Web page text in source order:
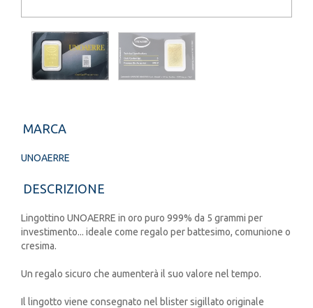
MARCA
UNOAERRE
DESCRIZIONE
Lingottino UNOAERRE in oro puro 999% da 5 grammi per
investimento... ideale come regalo per battesimo, comunione o
cresima.
Un regalo sicuro che aumenterà il suo valore nel tempo.
Il lingotto viene consegnato nel blister sigillato originale